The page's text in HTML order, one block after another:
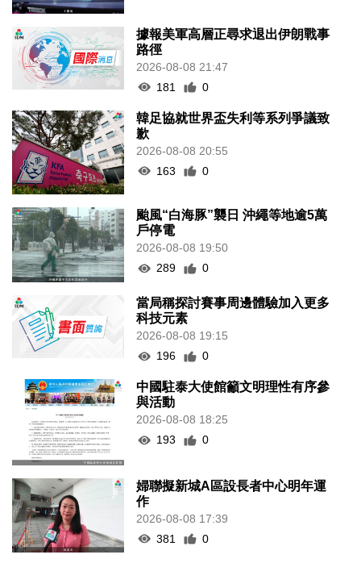
據報美軍高層正尋求退出伊朗戰事
路徑
2026-08-08 21:47
181
0
韓足協就世界盃失利等系列爭議致
歉
2026-08-08 20:55
163
0
颱風“白海豚”襲日 沖繩等地逾5萬
戶停電
2026-08-08 19:50
289
0
當局稱探討賽事周邊體驗加入更多
科技元素
2026-08-08 19:15
196
0
中國駐泰大使館籲文明理性有序參
與活動
2026-08-08 18:25
193
0
婦聯擬新城A區設長者中心明年運
作
2026-08-08 17:39
381
0